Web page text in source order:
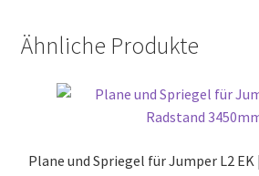
Ähnliche Produkte
Plane und Spriegel für Jumper L2